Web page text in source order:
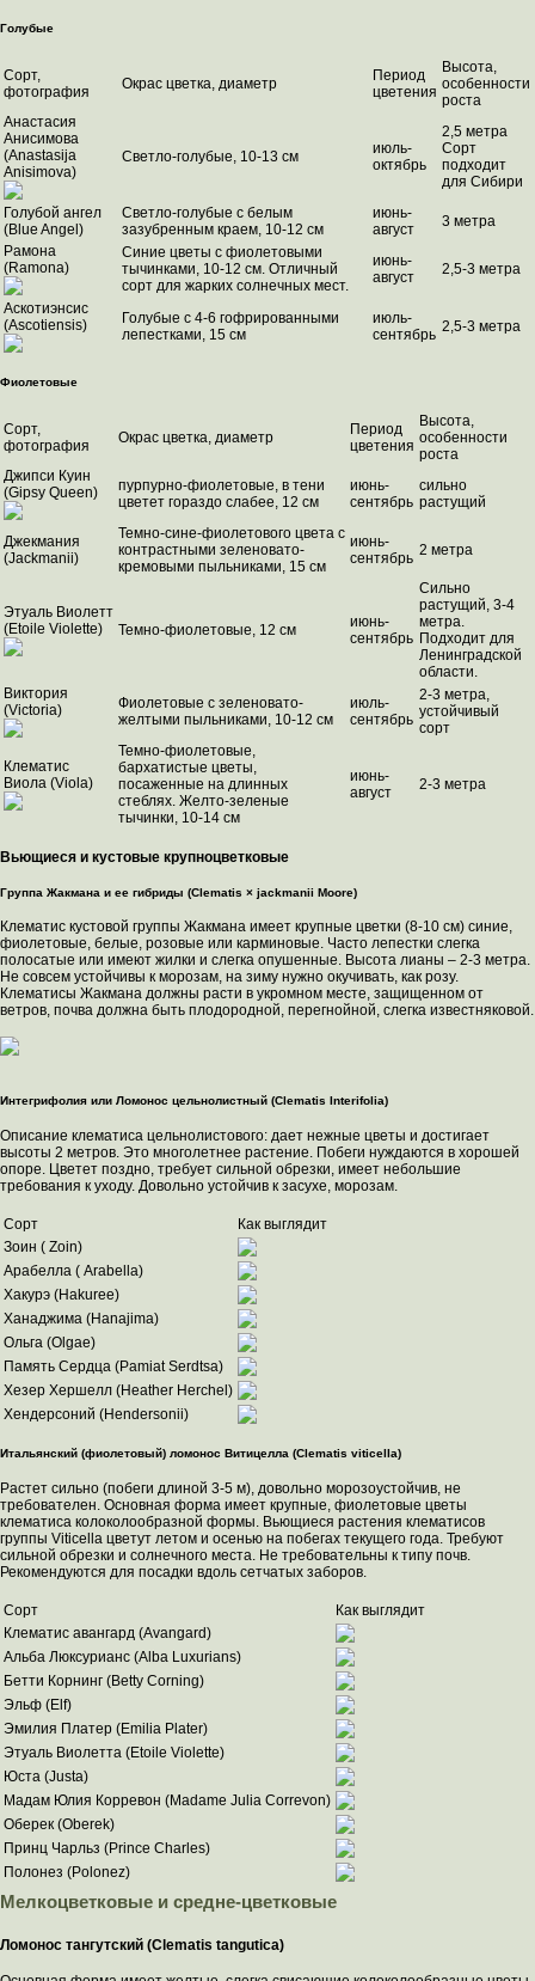
Голубые
Сорт,
фотография
Окрас цветка, диаметр
Период
цветения
Высота,
особенности
роста
Анастасия
Анисимова
(Anastasija
Anisimova)
Светло-голубые, 10-13 см
июль-
октябрь
2,5 метра
Сорт
подходит
для Сибири
Голубой ангел
(Blue Angel)
Светло-голубые с белым
зазубренным краем, 10-12 см
июнь-
август
3 метра
Рамона
(Ramona)
Синие цветы с фиолетовыми
тычинками, 10-12 см. Отличный
сорт для жарких солнечных мест.
июнь-
август
2,5-3 метра
Аскотиэнсис
(Ascotiensis)
Голубые с 4-6 гофрированными
лепестками, 15 см
июль-
сентябрь 2,5-3 метра
Фиолетовые
Сорт,
фотография
Окрас цветка, диаметр
Период
цветения
Высота,
особенности
роста
Джипси Куин
(Gipsy Queen)
пурпурно-фиолетовые, в тени
цветет гораздо слабее, 12 см
июнь-
сентябрь
сильно
растущий
Джекмания
(Jackmanii)
Темно-сине-фиолетового цвета с
контрастными зеленовато-
кремовыми пыльниками, 15 см
июнь-
сентябрь 2 метра
Этуаль Виолетт
(Etoile Violette)
Темно-фиолетовые, 12 см
июнь-
сентябрь
Сильно
растущий, 3-4
метра.
Подходит для
Ленинградской
области.
Виктория
(Victoria)
Фиолетовые с зеленовато-
желтыми пыльниками, 10-12 см
июль-
сентябрь
2-3 метра,
устойчивый
сорт
Клематис
Виола (Viola)
Темно-фиолетовые,
бархатистые цветы,
посаженные на длинных
стеблях. Желто-зеленые
тычинки, 10-14 см
июнь-
август
2-3 метра
Вьющиеся и кустовые крупноцветковые
Группа Жакмана и ее гибриды (Clematis × jackmanii Moore)
Клематис кустовой группы Жакмана имеет крупные цветки (8-10 см) синие,
фиолетовые, белые, розовые или карминовые. Часто лепестки слегка
полосатые или имеют жилки и слегка опушенные. Высота лианы – 2-3 метра.
Не совсем устойчивы к морозам, на зиму нужно окучивать, как розу.
Клематисы Жакмана должны расти в укромном месте, защищенном от
ветров, почва должна быть плодородной, перегнойной, слегка известняковой.
Интегрифолия или Ломонос цельнолистный (Clematis Interifolia)
Описание клематиса цельнолистового: дает нежные цветы и достигает
высоты 2 метров. Это многолетнее растение. Побеги нуждаются в хорошей
опоре. Цветет поздно, требует сильной обрезки, имеет небольшие
требования к уходу. Довольно устойчив к засухе, морозам.
Сорт
Как выглядит
Зоин ( Zoin)
Арабелла ( Arabella)
Хакурэ (Hakuree)
Ханаджима (Hanajima)
Ольга (Olgae)
Память Сердца (Pamiat Serdtsa)
Хезер Хершелл (Heather Herchel)
Хендерсоний (Hendersonii)
Итальянский (фиолетовый) ломонос Витицелла (Clematis viticella)
Растет сильно (побеги длиной 3-5 м), довольно морозоустойчив, не
требователен. Основная форма имеет крупные, фиолетовые цветы
клематиса колоколообразной формы. Вьющиеся растения клематисов
группы Viticella цветут летом и осенью на побегах текущего года. Требуют
сильной обрезки и солнечного места. Не требовательны к типу почв.
Рекомендуются для посадки вдоль сетчатых заборов.
Сорт
Как выглядит
Клематис авангард (Аvangard)
Альба Люксурианс (Alba Luxurians)
Бетти Корнинг (Betty Corning)
Эльф (Elf)
Эмилия Платер (Emilia Plater)
Этуаль Виолетта (Etoile Violette)
Юста (Justa)
Мадам Юлия Корревон (Madame Julia Correvon)
Оберек (Oberek)
Принц Чарльз (Prince Charles)
Полонез (Polonez)
Мелкоцветковые и средне-цветковые
Ломонос тангутский (Clematis tangutica)